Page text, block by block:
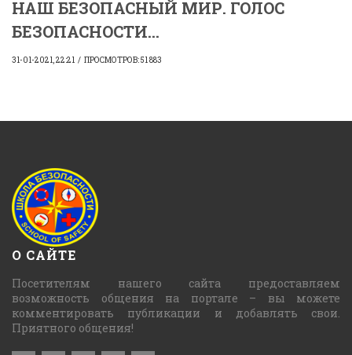
НАШ БЕЗОПАСНЫЙ МИР. ГОЛОС
БЕЗОПАСНОСТИ...
31-01-2021, 22:21 ПРОСМОТРОВ: 51 883
О САЙТЕ
Посетителям нашего сайта предоставляем
возможность общения на портале – вы можете
комментировать публикации и добавлять свои.
Приятного общения!